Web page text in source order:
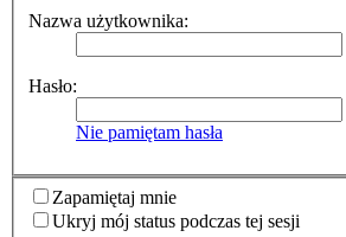
Nazwa użytkownika:
Hasło:
Nie pamiętam hasła
Zapamiętaj mnie
Ukryj mój status podczas tej sesji